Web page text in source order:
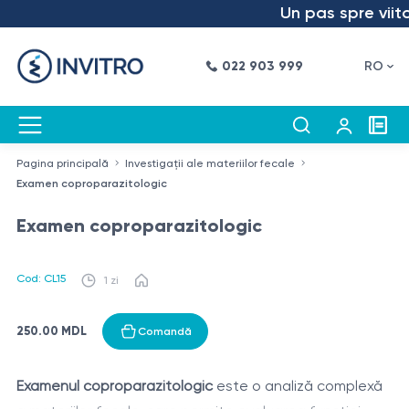
Un pas spre
022 903 999 RO
Pagina principală
Investigații ale materiilor fecale
Examen coproparazitologic
Examen coproparazitologic
Cod: CL15 1 zi
250.00 MDL Comandă
Examenul coproparazitologiceste o analiză complexă